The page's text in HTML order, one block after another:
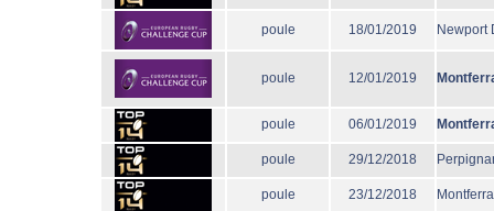
poule 18/01/2019 Newport
poule 12/01/2019
poule 06/01/2019
poule 29/12/2018
poule 23/12/2018